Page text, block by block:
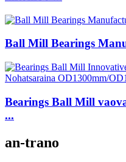
Ball Mill Bearings
Bearings Ball Mill
...
an-trano